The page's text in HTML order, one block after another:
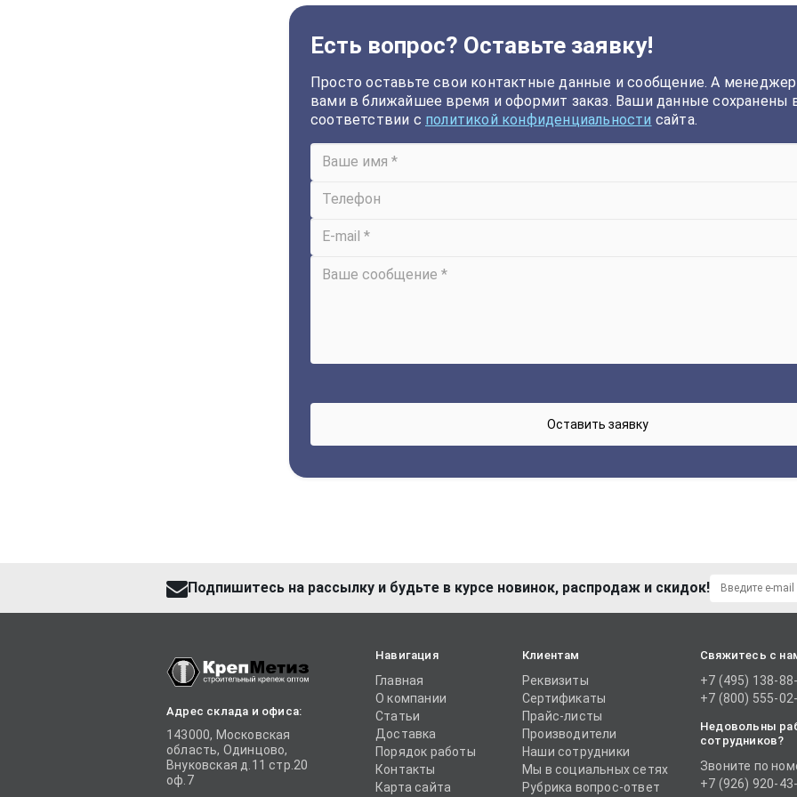
Есть вопрос? Оставьте заявку!
Просто оставьте свои контактные данные и сообщение. А
вами в ближайшее время и оформит заказ. Ваши данные сохранены
соответствии с политикой конфиденциальности сайта.
Подпишитесь на рассылку и будьте в курсе новинок, распродаж и скидок!
Адрес склада и офиса:
143000, Московская
область, Одинцово,
Внуковская д.11 стр.20
оф.7
Навигация
Главная
О компании
Статьи
Доставка
Порядок работы
Контакты
Карта сайта
Клиентам
Реквизиты
Сертификаты
Прайс-листы
Производители
Наши сотрудники
Мы в социальных сетях
Рубрика вопрос-ответ
Свяжитесь с
+7 (495) 138-
+7 (800) 555-
Недовольны
сотрудников?
Звоните по
+7 (926) 920-